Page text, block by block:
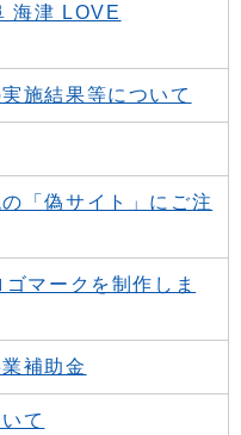
海津 LOVE
施結果等について
「偽サイト」にご注
マークを制作しま
補助金
て